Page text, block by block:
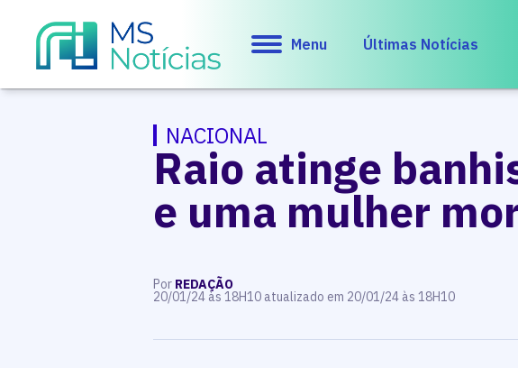
Menu Últimas Notícias
NACIONAL
Raio atinge
e uma mulher
Por REDAÇÃO
20/01/24 às 18H10 atualizado em 20/01/24 às 18H10